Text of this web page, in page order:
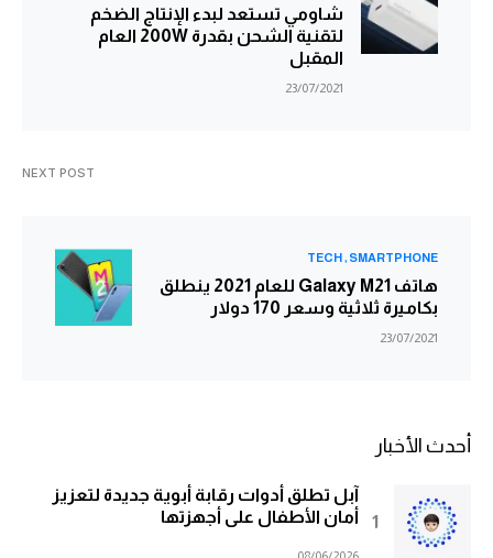
شاومي تستعد لبدء الإنتاج الضخم
لتقنية الشحن بقدرة 200W العام
المقبل
23/07/2021
NEXT POST
SMARTPHONE
TECH
هاتف Galaxy M21 للعام 2021 ينطلق
بكاميرة ثلاثية وسعر 170 دولار
23/07/2021
أحدث الأخبار
آبل تطلق أدوات رقابة أبوية جديدة لتعزيز
أمان الأطفال على أجهزتها